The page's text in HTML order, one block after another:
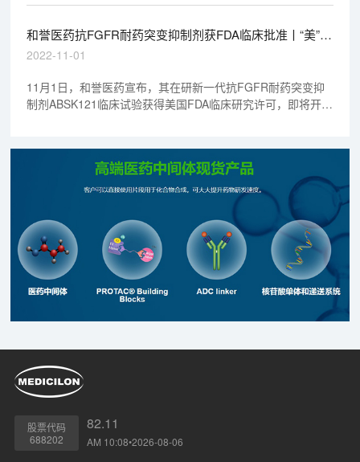
物发现到临床申报，包括药物发现、药学研究、临床前研究
（药学、安评）等在内的临床前研究服务，加速了RG002研究
进程。
和誉医药抗FGFR耐药突变抑制剂获FDA临床批准丨“美”天
新药事
2022-11-01
11月1日，和誉医药宣布，其在研新一代抗FGFR耐药突变抑
制剂ABSK121临床试验获得美国FDA临床研究许可，即将开展
股票代码
688202
82.11
AM 10:08•2026-08-06